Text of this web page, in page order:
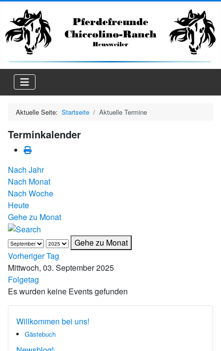
Aktuelle Seite: Startseite Aktuelle Termine
Terminkalender
Nach Jahr
Nach Monat
Nach Woche
Heute
Gehe zu Monat
Gehe zu Monat
Vorheriger Tag
Mittwoch, 03. September 2025
Folgetag
Es wurden keine Events gefunden
Willkommen bei uns!
Gästebuch